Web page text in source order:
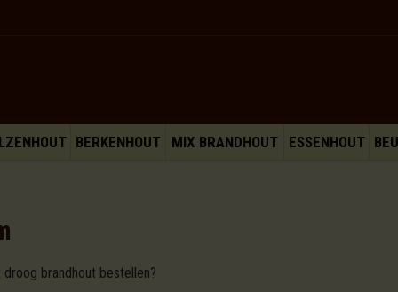
BERKENHOUT MIX BRANDHOUT ESSENHOUT
brandhout bestellen?